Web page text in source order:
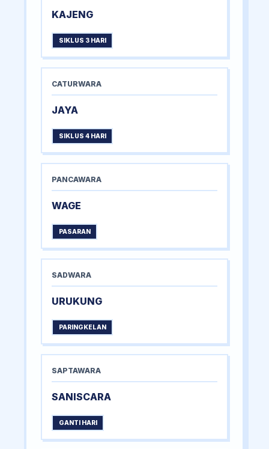
KAJENG
SIKLUS 3 HARI
CATURWARA
JAYA
SIKLUS 4 HARI
PANCAWARA
WAGE
PASARAN
SADWARA
URUKUNG
PARINGKELAN
SAPTAWARA
SANISCARA
GANTI HARI